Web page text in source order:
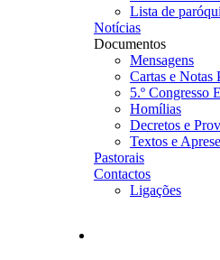
Lista de
Notícias
Documentos
Mensagens
Cartas e Notas
5.º Congresso
Homílias
Decretos e
Textos e
Pastorais
Contactos
Ligações